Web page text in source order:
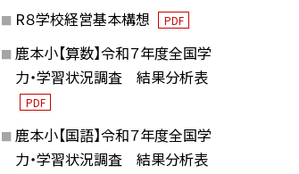
R８学校経営基本構想 PDF
鹿本小【算数】令和７年度全国学
力・学習状況調査 結果分析表
PDF
鹿本小【国語】令和７年度全国学
力・学習状況調査 結果分析表